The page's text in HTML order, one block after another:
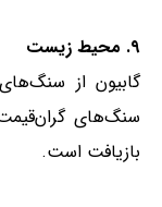
۹. محیط‌ زیست
گابیون از
بازیافت است.